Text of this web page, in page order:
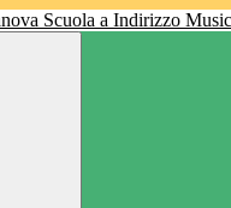
Scuola a Indirizzo